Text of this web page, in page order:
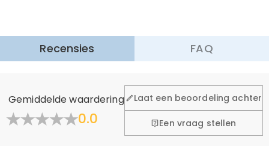
Recensies FAQ
Gemiddelde waardering
0.0
Laat een beoordeling achter
Een vraag stellen